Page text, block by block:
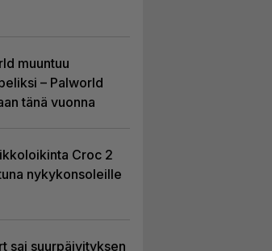
muuntuu
– Palworld
tänä vuonna
Croc 2
nykykonsoleille
sai suurpäivityksen